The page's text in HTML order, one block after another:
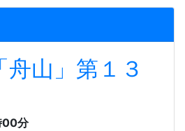
山」第１３
00分